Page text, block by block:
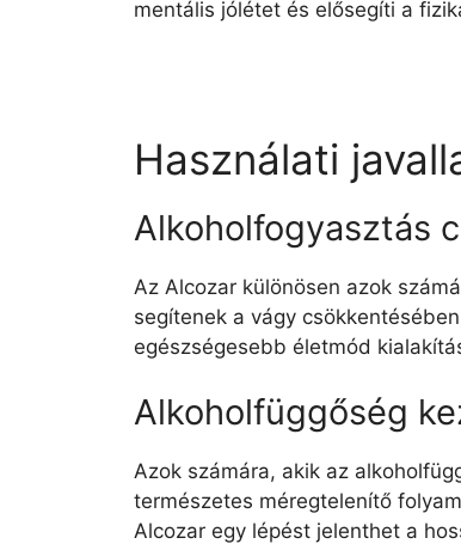
mentális jólétet és elősegíti a
Használati
Alkoholfogyasztás
Az Alcozar különösen azok
segítenek a vágy
egészségesebb életmód
Alkoholfüggőség
Azok számára, akik az
természetes méregtelenítő
Alcozar egy lépést jelenthet a